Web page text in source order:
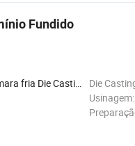
Fundido
fria Die Casting Machine Die
Usinagem: